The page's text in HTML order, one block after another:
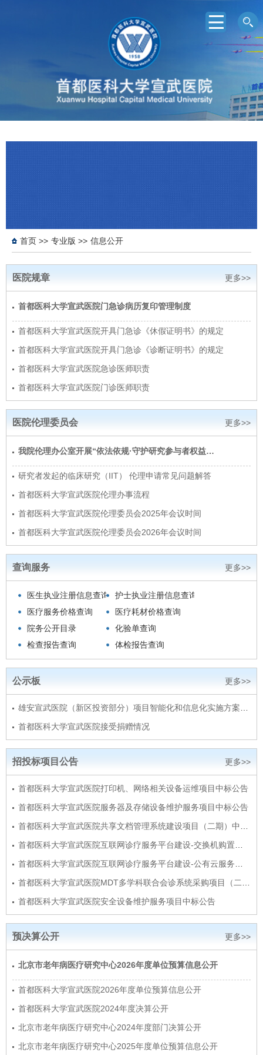
首页 >> 专业版 >> 信息公开
更多>>
医院规章
首都医科大学宣武医院门急诊病历复印管理制度
首都医科大学宣武医院开具门急诊《休假证明书》的规定
首都医科大学宣武医院开具门急诊《诊断证明书》的规定
首都医科大学宣武医院急诊医师职责
首都医科大学宣武医院门诊医师职责
更多>>
医院伦理委员会
我院伦理办公室开展“依法依规·守护研究参与者权益…
研究者发起的临床研究（IIT） 伦理申请常见问题解答
首都医科大学宣武医院伦理办事流程
首都医科大学宣武医院伦理委员会2025年会议时间
​首都医科大学宣武医院伦理委员会2026年会议时间
更多>>
查询服务
医生执业注册信息查询
护士执业注册信息查询
医疗服务价格查询
医疗耗材价格查询
院务公开目录
化验单查询
检查报告查询
体检报告查询
更多>>
公示板
首都医科大学宣武医院接受捐赠情况
更多>>
招投标项目公告
首都医科大学宣武医院打印机、网络相关设备运维项目中标公告
首都医科大学宣武医院服务器及存储设备维护服务项目中标公告
首都医科大学宣武医院安全设备维护服务项目中标公告
更多>>
预决算公开
北京市老年病医疗研究中心2026年度单位预算信息公开
首都医科大学宣武医院2026年度单位预算信息公开
首都医科大学宣武医院2024年度决算公开
北京市老年病医疗研究中心2024年度部门决算公开
北京市老年病医疗研究中心2025年度单位预算信息公开